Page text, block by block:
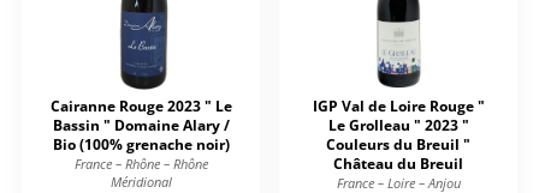
Cairanne Rouge 2023 " Le
Bassin " Domaine Alary /
Bio (100% grenache noir)
France – Rhône – Rhône
Méridional
IGP Val de Loire Rouge "
Le Grolleau " 2023 "
Couleurs du Breuil "
Château du Breuil
France – Loire – Anjou